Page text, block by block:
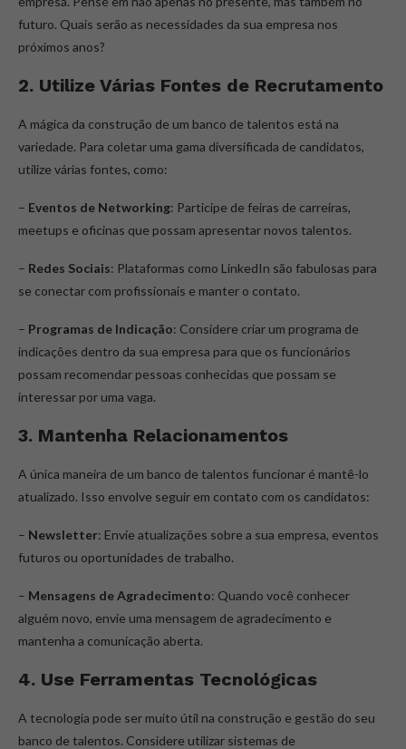
futuro. Quais serão as necessidades da sua empresa nos
próximos anos?
2. Utilize Várias Fontes de Recrutamento
A mágica da construção de um banco de talentos está na
variedade. Para coletar uma gama diversificada de candidatos,
utilize várias fontes, como:
– Eventos de Networking: Participe de feiras de carreiras,
meetups e oficinas que possam apresentar novos talentos.
– Redes Sociais: Plataformas como LinkedIn são fabulosas para
se conectar com profissionais e manter o contato.
– Programas de Indicação: Considere criar um programa de
indicações dentro da sua empresa para que os funcionários
possam recomendar pessoas conhecidas que possam se
interessar por uma vaga.
3. Mantenha Relacionamentos
A única maneira de um banco de talentos funcionar é mantê-lo
atualizado. Isso envolve seguir em contato com os candidatos:
– Newsletter: Envie atualizações sobre a sua empresa, eventos
futuros ou oportunidades de trabalho.
– Mensagens de Agradecimento: Quando você conhecer
alguém novo, envie uma mensagem de agradecimento e
mantenha a comunicação aberta.
4. Use Ferramentas Tecnológicas
A tecnologia pode ser muito útil na construção e gestão do seu
banco de talentos. Considere utilizar sistemas de